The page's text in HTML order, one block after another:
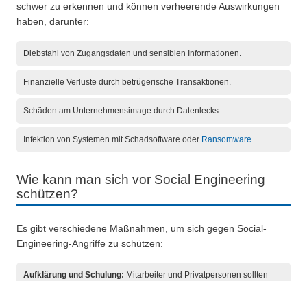
schwer zu erkennen und können verheerende Auswirkungen
haben, darunter:
Diebstahl von Zugangsdaten und sensiblen Informationen.
Finanzielle Verluste durch betrügerische Transaktionen.
Schäden am Unternehmensimage durch Datenlecks.
Infektion von Systemen mit Schadsoftware oder Ransomware
Wie kann man sich vor Social Engineering
schützen?
Es gibt verschiedene Maßnahmen, um sich gegen Social-
Engineering-Angriffe zu schützen:
Aufklärung und Schulung: Mitarbeiter und Privatpersonen sollten